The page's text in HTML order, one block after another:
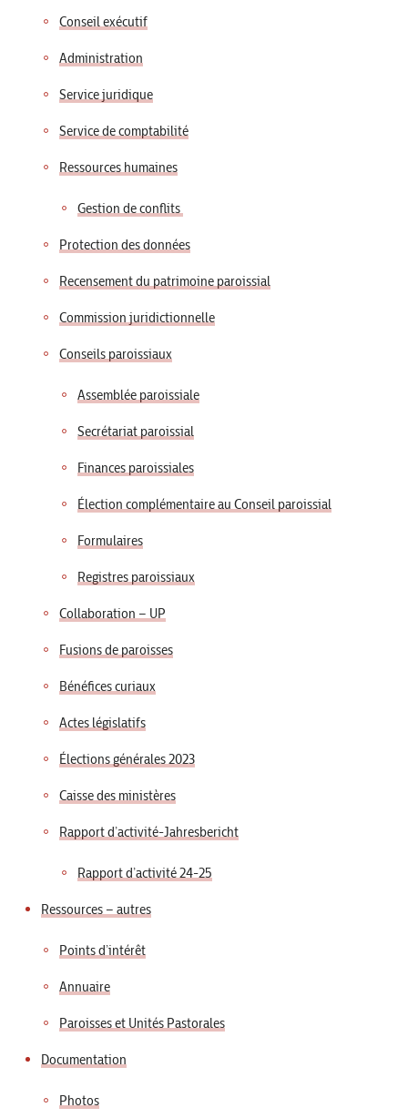
Conseil exécutif
Administration
Service juridique
Service de comptabilité
Ressources humaines
Gestion de conflits
Protection des données
Recensement du patrimoine paroissial
Commission juridictionnelle
Conseils paroissiaux
Assemblée paroissiale
Secrétariat paroissial
Finances paroissiales
Élection complémentaire au Conseil paroissial
Formulaires
Registres paroissiaux
Collaboration – UP
Fusions de paroisses
Bénéfices curiaux
Actes législatifs
Élections générales 2023
Caisse des ministères
Rapport d’activité-Jahresbericht
Rapport d’activité 24-25
Ressources – autres
Points d’intérêt
Annuaire
Paroisses et Unités Pastorales
Documentation
Photos